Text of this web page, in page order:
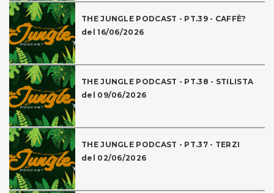
THE JUNGLE PODCAST - PT.39 - CAFFÈ?
del 16/06/2026
THE JUNGLE PODCAST - PT.38 - STILISTA
del 09/06/2026
THE JUNGLE PODCAST - PT.37 - TERZI
del 02/06/2026